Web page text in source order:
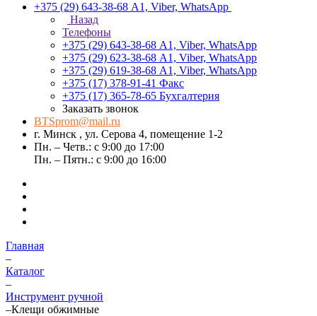
+375 (29) 643-38-68 А1, Viber, WhatsApp
Назад
Телефоны
+375 (29) 643-38-68 А1, Viber, WhatsApp
+375 (29) 623-38-68 А1, Viber, WhatsApp
+375 (29) 619-38-68 А1, Viber, WhatsApp
+375 (17) 378-91-41 Факс
+375 (17) 365-78-65 Бухгалтерия
Заказать звонок
BTSprom@mail.ru
г. Минск , ул. Серова 4, помещение 1-2
Пн. – Четв.: с 9:00 до 17:00
Пн. – Пятн.: с 9:00 до 16:00
Главная
–
Каталог
–
Инструмент ручной
–Клещи обжимные